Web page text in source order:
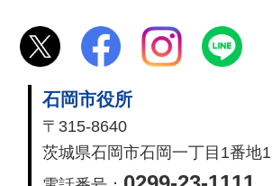
石岡市役所
〒315-8640
茨城県石岡市石岡一丁目1番地1